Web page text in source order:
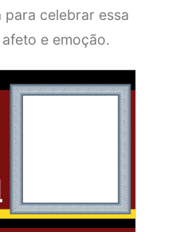
para celebrar essa
e emoção.